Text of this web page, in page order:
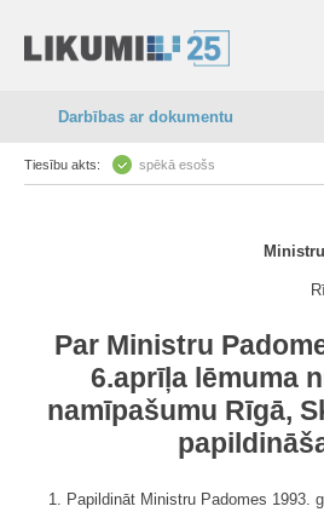
Darbības ar dokumentu
Tiesību akts: spēkā esošs
Par Ministru
6.aprīļa lēmuma
namīpašumu Rīgā,
1. Papildināt Ministru Padomes 1993.